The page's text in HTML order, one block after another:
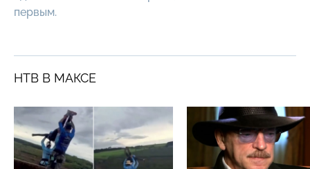
первым.
НТВ В МАКСЕ